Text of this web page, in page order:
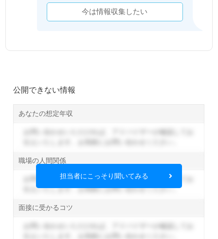
今は情報収集したい
公開できない情報
あなたの想定年収
職場の人間関係
お問い合わせいただければ、アドバイザーが確認してお
伝えいたします。お気軽にお問い合わせください。
面接に受かるコツ
担当者にこっそり聞いてみる